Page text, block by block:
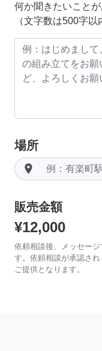
何か聞きたいこと
（文字数は500字以
場所
room
販売金額
¥12,000
依頼相談後、メッセー
す。依頼相談が承認さ
ご提供となります。